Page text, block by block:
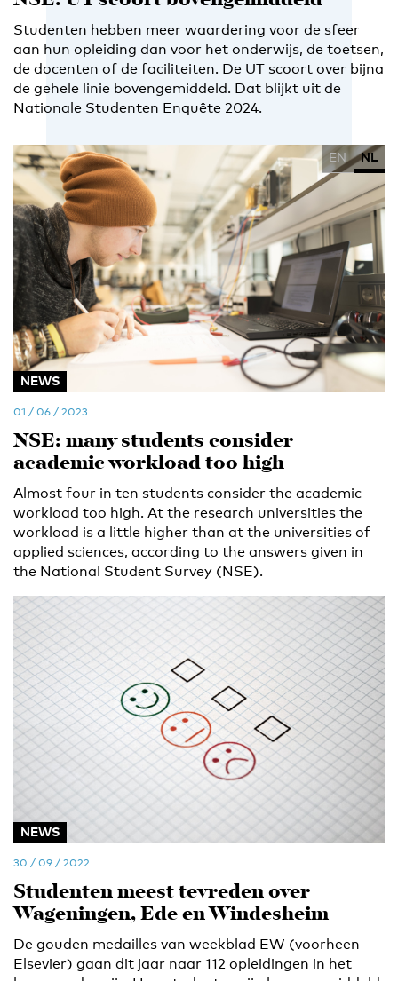
Studenten hebben meer waardering voor de sfeer
aan hun opleiding dan voor het onderwijs, de toetsen,
de docenten of de faciliteiten. De UT scoort over bijna
de gehele linie bovengemiddeld. Dat blijkt uit de
Nationale Studenten Enquête 2024.
EN NL
NEWS
01 / 06 / 2023
NSE: many students consider
academic workload too high
Almost four in ten students consider the academic
workload too high. At the research universities the
workload is a little higher than at the universities of
applied sciences, according to the answers given in
the National Student Survey (NSE).
NEWS
30 / 09 / 2022
Studenten meest tevreden over
Wageningen, Ede en Windesheim
De gouden medailles van weekblad EW (voorheen
Elsevier) gaan dit jaar naar 112 opleidingen in het